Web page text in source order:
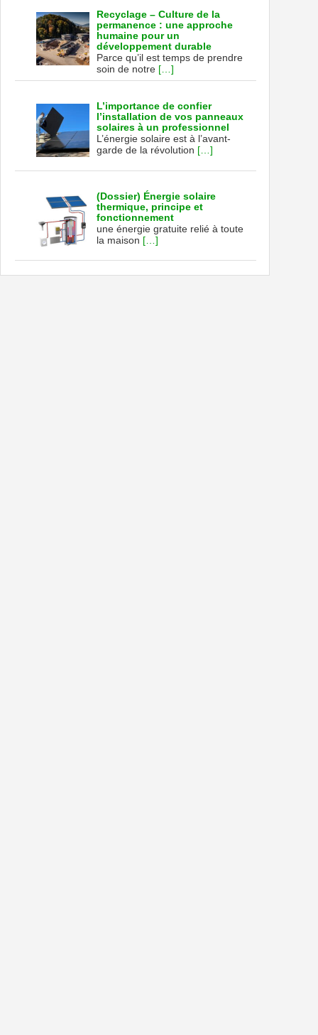
Recyclage – Culture de la
permanence : une approche
humaine pour un
développement durable
Parce qu’il est temps de prendre
soin de notre […]
L’importance de confier
l’installation de vos panneaux
solaires à un professionnel
L’énergie solaire est à l’avant-
garde de la révolution […]
(Dossier) Énergie solaire
thermique, principe et
fonctionnement
une énergie gratuite relié à toute
la maison […]